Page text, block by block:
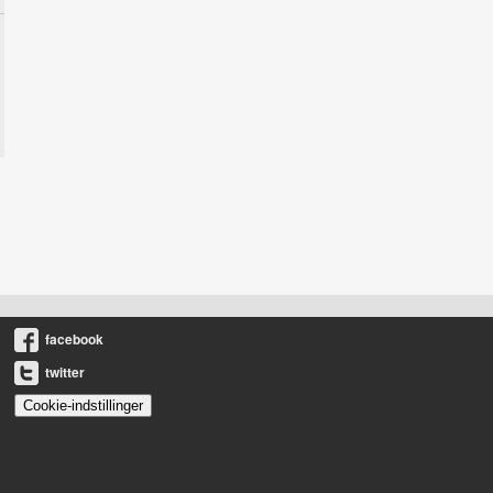
facebook
twitter
Cookie-indstillinger